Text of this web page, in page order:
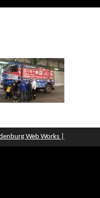
Web Works |